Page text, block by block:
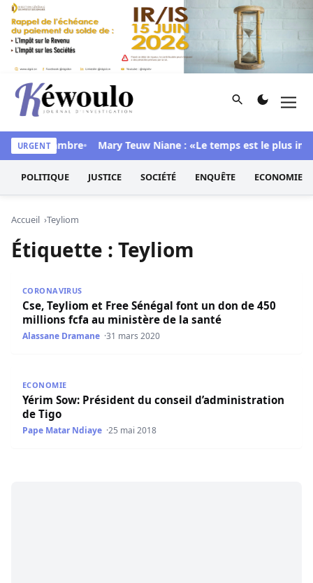
Aller au contenu
Kéwoulo, le premier site d'information et d'investigation
Rechercher
URGENT
sa chambre Mary Teuw Niane : «Le temps est le plus
POLITIQUE JUSTICE SOCIÉTÉ ENQUÊTE ECONOMIE
Accueil Teyliom
Étiquette : Teyliom
CORONAVIRUS
Cse, Teyliom et Free Sénégal font un don de 450
millions fcfa au ministère de la santé
Alassane Dramane 31 mars 2020
ECONOMIE
Yérim Sow: Président du conseil d’administration
de Tigo
Pape Matar Ndiaye 25 mai 2018